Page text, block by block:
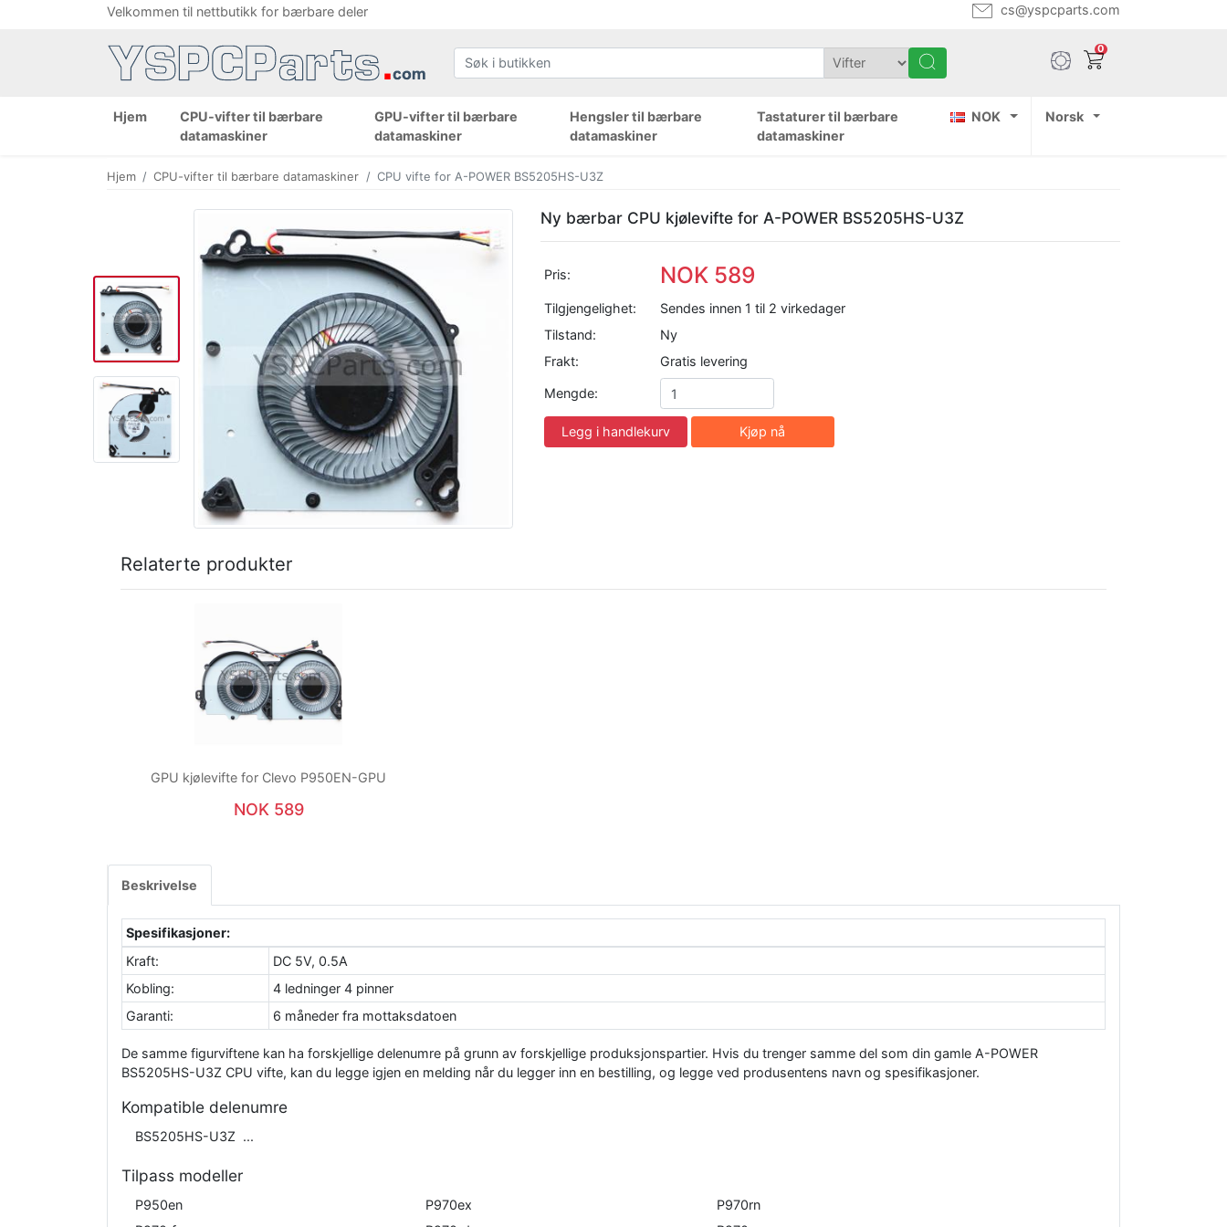
Velkommen til nettbutikk for bærbare deler cs@yspcparts.com
0
Hjem
CPU-vifter til bærbare
datamaskiner
GPU-vifter til bærbare
datamaskiner
Hengsler til bærbare
datamaskiner
Tastaturer til bærbare
datamaskiner
NOK Norsk
Hjem CPU-vifter til bærbare datamaskiner CPU vifte for A-POWER BS5205HS-U3Z
Ny bærbar CPU kjølevifte for A-POWER BS5205HS-U3Z
Pris: NOK 589
Tilgjengelighet:
Sendes innen 1 til 2 virkedager
Tilstand:
Ny
Frakt:
Gratis levering
Mengde:
Legg i handlekurv Kjøp nå
Relaterte produkter
GPU kjølevifte for Clevo P950EN-GPU
NOK 589
Beskrivelse
Spesifikasjoner:
Kraft:
DC 5V, 0.5A
Kobling:
4 ledninger 4 pinner
Garanti:
6 måneder fra mottaksdatoen
De samme figurviftene kan ha forskjellige delenumre på grunn av forskjellige produksjonspartier. Hvis du trenger samme del som din gamle A-POWER
BS5205HS-U3Z CPU vifte, kan du legge igjen en melding når du legger inn en bestilling, og legge ved produsentens navn og spesifikasjoner.
Kompatible delenumre
BS5205HS-U3Z
Tilpass modeller
P950en P970ex
P970rn